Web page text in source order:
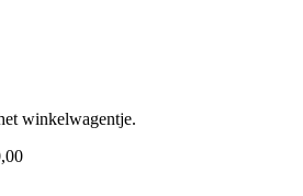
winkelwagentje.